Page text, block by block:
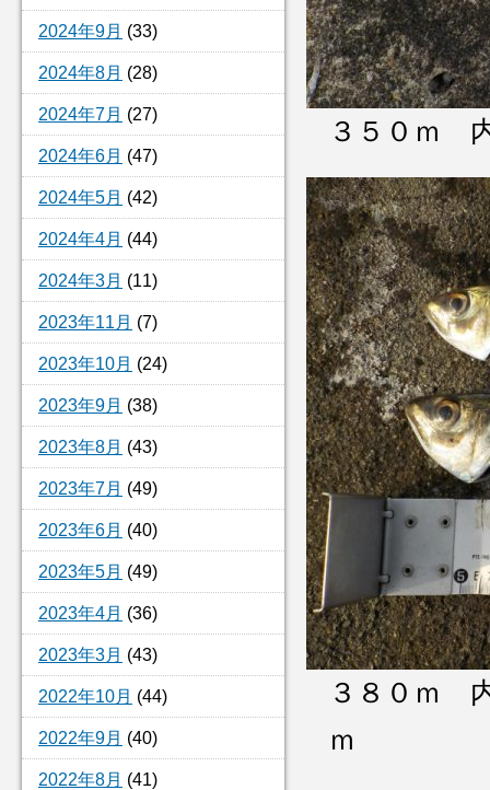
2024年9月 (33)
2024年8月 (28)
2024年7月 (27)
2024年6月 (47)
2024年5月 (42)
2024年4月 (44)
2024年3月 (11)
2023年11月 (7)
2023年10月 (24)
2023年9月 (38)
2023年8月 (43)
2023年7月 (49)
2023年6月 (40)
2023年5月 (49)
2023年4月 (36)
2023年3月 (43)
2022年10月 (44)
2022年9月 (40)
2022年8月 (41)
３５０ｍ
３８０ｍ